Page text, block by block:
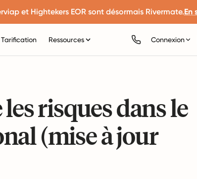
et Hightekers EOR sont désormais Rivermate.En
Tarification Ressources Connexion
risques dans le
(mise à jour